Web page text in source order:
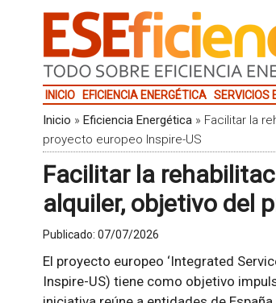
INICIO EFICIENCIA ENERGÉTICA SERVICIOS
Inicio » Eficiencia Energética» Facilitar la
proyecto europeo Inspire-US
Facilitar la
alquiler, objetivo del
Publicado: 07/07/2026
El proyecto europeo ‘Integrated
Inspire-US) tiene como objetivo